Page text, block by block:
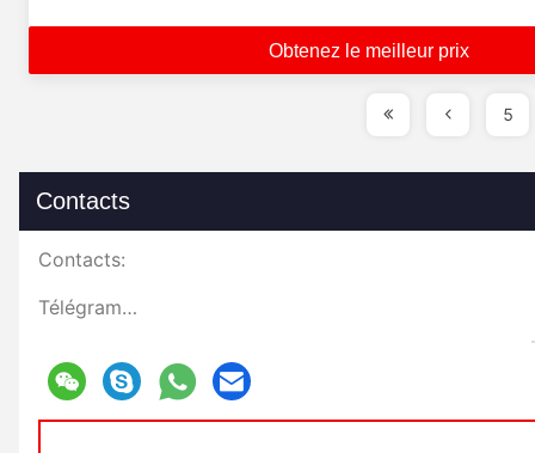
Obtenez le meilleur prix
5
Contacts
Contacts:
Télégramme: